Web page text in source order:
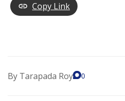
Copy Link
By Tarapada Roy 0